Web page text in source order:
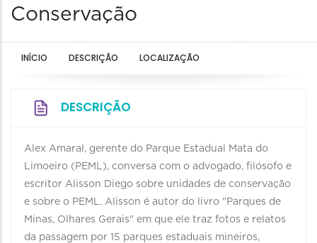
Conservação
INÍCIO DESCRIÇÃO LOCALIZAÇÃO
DESCRIÇÃO
Alex Amaral, gerente do Parque Estadual Mata do
Limoeiro (PEML), conversa com o advogado, filósofo e
escritor Alisson Diego sobre unidades de conservação
e sobre o PEML. Alisson é autor do livro "Parques de
Minas, Olhares Gerais" em que ele traz fotos e relatos
da passagem por 15 parques estaduais mineiros,